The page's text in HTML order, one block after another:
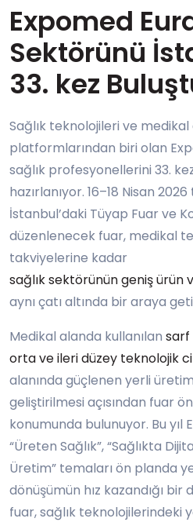
Expomed
Sektörünü
33. kez
Sağlık teknolojileri ve
platformlarından biri olan
sağlık profesyonellerini 33.
hazırlanıyor. 16–18 Nisan
İstanbul’daki Tüyap Fuar ve
düzenlenecek fuar, medikal
takviyelerine kadar
sağlık sektörünün geniş ürün
aynı çatı altında bir araya
Medikal alanda kullanılan sarf
orta ve ileri düzey teknolojik
alanında güçlenen yerli
geliştirilmesi açısından fuar
konumunda bulunuyor. Bu yıl
“Üreten Sağlık”, “Sağlıkta
Üretim” temaları ön planda
dönüşümün hız kazandığı
fuar, sağlık teknolojilerindeki